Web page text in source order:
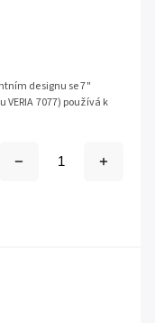
designu se 7"
7077) používá k